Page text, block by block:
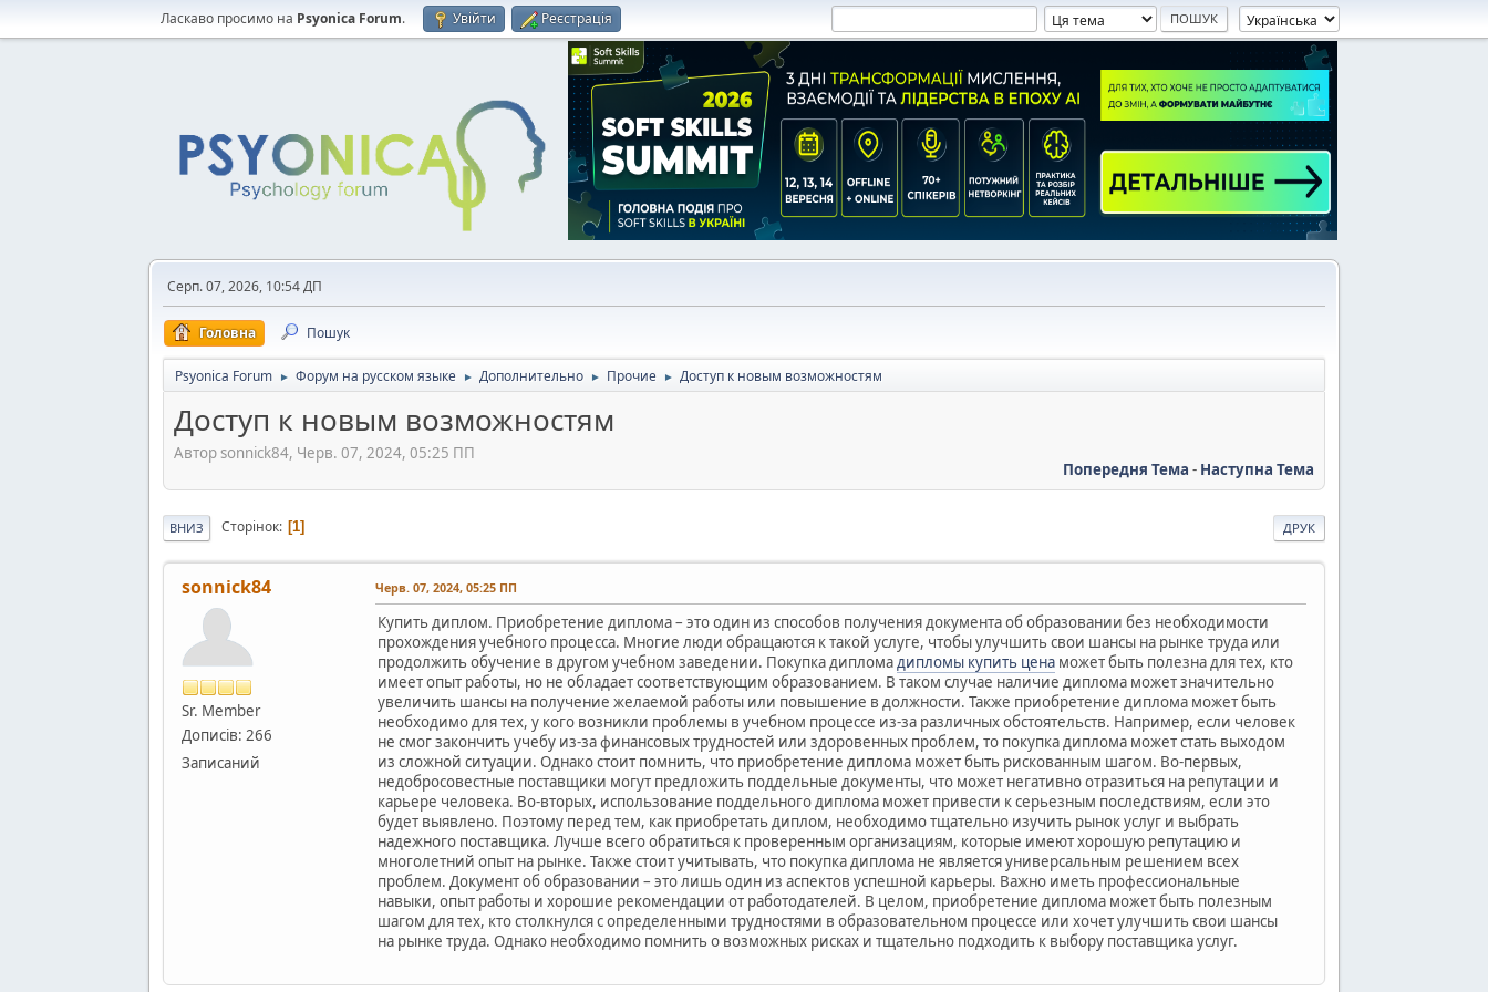
Ласкаво просимо на Psyonica Forum. Увійти Реєстрація
Серп. 07, 2026, 10:54 ДП
Головна Пошук
Psyonica Forum ► Форум на русском языке ► Дополнительно ► Прочие ► Доступ к новым возможностям
Доступ к новым возможностям
Автор sonnick84, Черв. 07, 2024, 05:25 ПП
Попередня Тема - Наступна Тема
ДРУК
ВНИЗ Сторінок 1
sonnick84
Sr. Member
Дописів: 266
Записаний
Черв. 07, 2024, 05:25 ПП
Купить диплом. Приобретение диплома – это один из способов получения документа об образовании без необходимости
прохождения учебного процесса. Многие люди обращаются к такой услуге, чтобы улучшить свои шансы на рынке труда или
продолжить обучение в другом учебном заведении. Покупка диплома дипломы купить цена может быть полезна для тех, кто
имеет опыт работы, но не обладает соответствующим образованием. В таком случае наличие диплома может значительно
увеличить шансы на получение желаемой работы или повышение в должности. Также приобретение диплома может быть
необходимо для тех, у кого возникли проблемы в учебном процессе из-за различных обстоятельств. Например, если человек
не смог закончить учебу из-за финансовых трудностей или здоровенных проблем, то покупка диплома может стать выходом
из сложной ситуации. Однако стоит помнить, что приобретение диплома может быть рискованным шагом. Во-первых,
недобросовестные поставщики могут предложить поддельные документы, что может негативно отразиться на репутации и
карьере человека. Во-вторых, использование поддельного диплома может привести к серьезным последствиям, если это
будет выявлено. Поэтому перед тем, как приобретать диплом, необходимо тщательно изучить рынок услуг и выбрать
надежного поставщика. Лучше всего обратиться к проверенным организациям, которые имеют хорошую репутацию и
многолетний опыт на рынке. Также стоит учитывать, что покупка диплома не является универсальным решением всех
проблем. Документ об образовании – это лишь один из аспектов успешной карьеры. Важно иметь профессиональные
навыки, опыт работы и хорошие рекомендации от работодателей. В целом, приобретение диплома может быть полезным
шагом для тех, кто столкнулся с определенными трудностями в образовательном процессе или хочет улучшить свои шансы
на рынке труда. Однако необходимо помнить о возможных рисках и тщательно подходить к выбору поставщика услуг.